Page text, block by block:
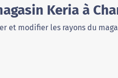
Keria à
et modifier les rayons du